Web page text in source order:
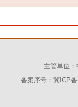
主管单位
备案序号：冀ICP